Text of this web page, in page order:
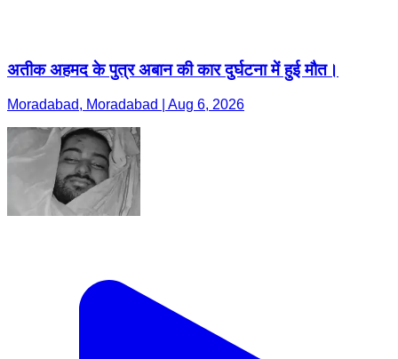
अतीक अहमद के पुत्र अबान की कार दुर्घटना में हुई मौत।
Moradabad, Moradabad | Aug 6, 2026